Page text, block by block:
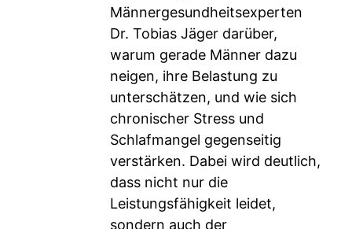
Männergesundheitsexperten
Dr. Tobias Jäger darüber,
warum gerade Männer dazu
neigen, ihre Belastung zu
unterschätzen, und wie sich
chronischer Stress und
Schlafmangel gegenseitig
verstärken. Dabei wird deutlich,
dass nicht nur die
Leistungsfähigkeit leidet,
sondern auch der